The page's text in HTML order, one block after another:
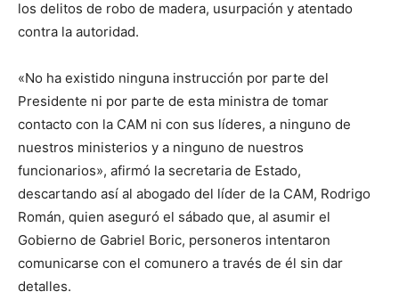
los delitos de robo de madera, usurpación y atentado
contra la autoridad.
«No ha existido ninguna instrucción por parte del
Presidente ni por parte de esta ministra de tomar
contacto con la CAM ni con sus líderes, a ninguno de
nuestros ministerios y a ninguno de nuestros
funcionarios», afirmó la secretaria de Estado,
descartando así al abogado del líder de la CAM, Rodrigo
Román, quien aseguró el sábado que, al asumir el
Gobierno de Gabriel Boric, personeros intentaron
comunicarse con el comunero a través de él sin dar
detalles.